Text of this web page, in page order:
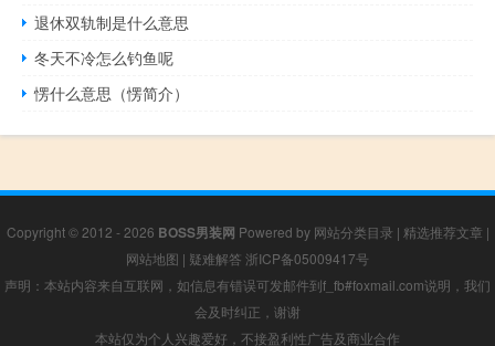
退休双轨制是什么意思
冬天不冷怎么钓鱼呢
愣什么意思（愣简介）
Copyright © 2012 - 2026 BOSS男装网 Powered by 网站分类目录 | 精选推荐文章 |
网站地图 | 疑难解答 浙ICP备05009417号
声明：本站内容来自互联网，如信息有错误可发邮件到f_fb#foxmail.com说明，我们
会及时纠正，谢谢
本站仅为个人兴趣爱好，不接盈利性广告及商业合作